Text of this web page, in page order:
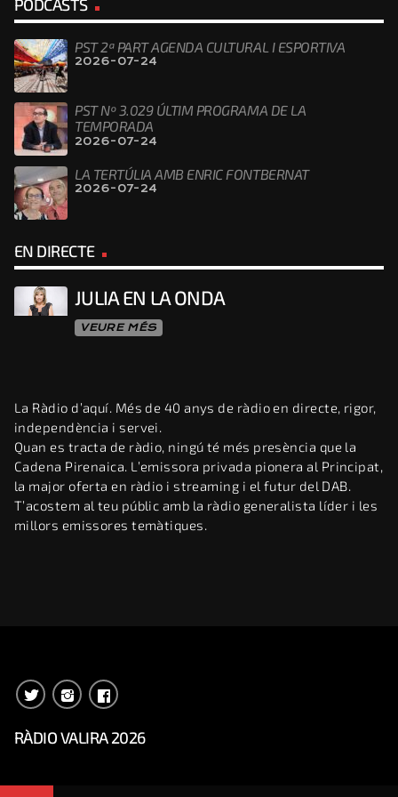
PODCASTS
PST 2ª PART AGENDA CULTURAL I ESPORTIVA
2026-07-24
PST Nº 3.029 ÚLTIM PROGRAMA DE LA
TEMPORADA
2026-07-24
LA TERTÚLIA AMB ENRIC FONTBERNAT
2026-07-24
EN DIRECTE
JULIA EN LA ONDA
VEURE MÉS
La Ràdio d’aquí. Més de 40 anys de ràdio en directe, rigor,
independència i servei.
Quan es tracta de ràdio, ningú té més presència que la
Cadena Pirenaica. L’emissora privada pionera al Principat,
la major oferta en ràdio i streaming i el futur del DAB.
T’acostem al teu públic amb la ràdio generalista líder i les
millors emissores temàtiques.
RÀDIO VALIRA 2026